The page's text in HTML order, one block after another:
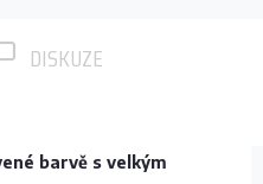
DISKUZE
barvě s velkým